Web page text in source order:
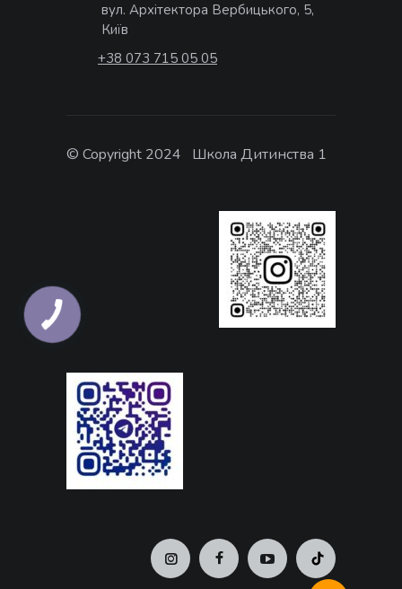
вул. Архітектора Вербицького, 5,
Київ
+38 073 715 05 05
© Copyright 2024 Школа Дитинства 1